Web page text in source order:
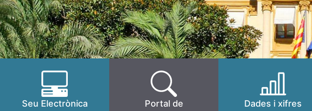
Seu Electrònica
Portal de
Dades i xifres